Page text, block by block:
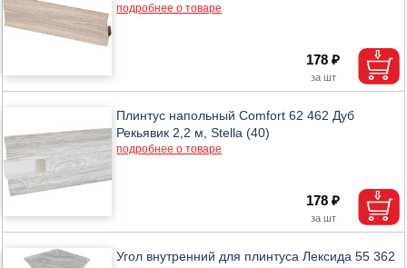
подробнее о товаре
178 ₽
Плинтус напольный Comfort 62 462 Дуб
Рекьявик 2,2 м, Stella (40)
подробнее о товаре
178 ₽
Угол внутренний для плинтуса Лексида 55 362